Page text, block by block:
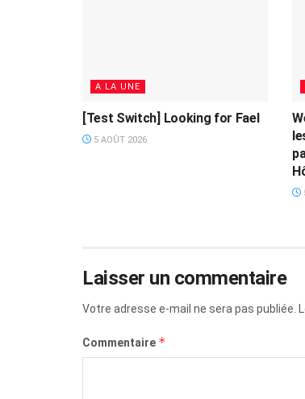
A LA UNE
[Test Switch] Looking for Fael
5 AOÛT 2026
Laisser un commentaire
Votre adresse e-mail ne sera pas publiée.
Commentaire *